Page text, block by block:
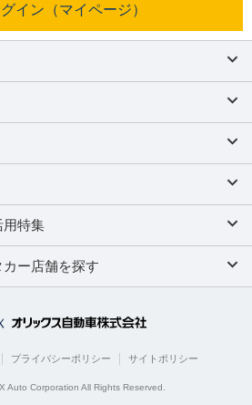
グイン（マイページ）
用特集
ー店舗を探す
プライバシーポリシー サイトポリシー
Auto Corporation All Rights Reserved.